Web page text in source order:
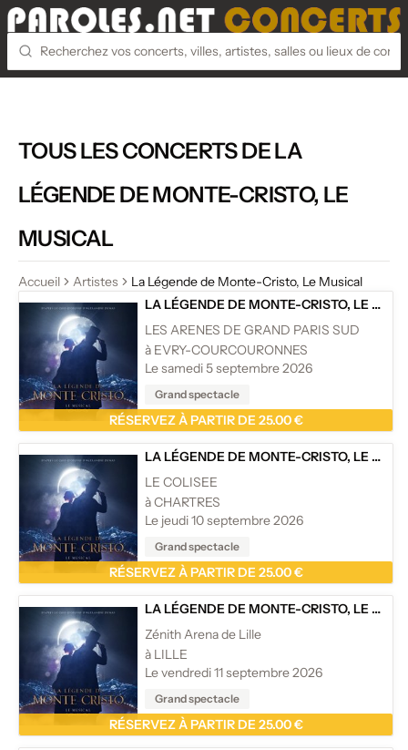
TOUS LES CONCERTS DE LA
LÉGENDE DE MONTE-CRISTO, LE
MUSICAL
Accueil Artistes
La Légende de Monte-Cristo, Le Musical
LA LÉGENDE DE MONTE-CRISTO, LE MUSICAL
LES ARENES DE GRAND PARIS SUD
à EVRY-COURCOURONNES
Le samedi 5 septembre 2026
Grand spectacle
RÉSERVEZ À PARTIR DE 25.00 €
LA LÉGENDE DE MONTE-CRISTO, LE MUSICAL
LE COLISEE
à CHARTRES
Le jeudi 10 septembre 2026
Grand spectacle
RÉSERVEZ À PARTIR DE 25.00 €
LA LÉGENDE DE MONTE-CRISTO, LE MUSICAL
Zénith Arena de Lille
à LILLE
Le vendredi 11 septembre 2026
Grand spectacle
RÉSERVEZ À PARTIR DE 25.00 €